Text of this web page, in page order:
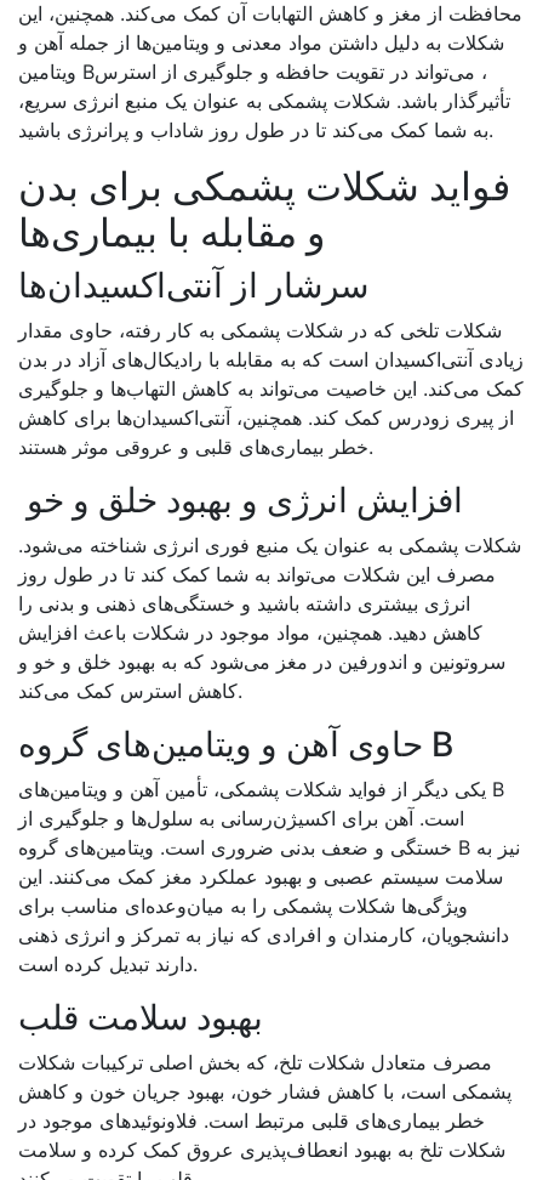
محافظت از مغز و کاهش التهابات آن کمک می‌کند. همچنین، این
شکلات به دلیل داشتن مواد معدنی و ویتامین‌ها از جمله آهن و
ویتامین B، می‌تواند در تقویت حافظه و جلوگیری از استرس
تأثیرگذار باشد. شکلات پشمکی به عنوان یک منبع انرژی سریع،
به شما کمک می‌کند تا در طول روز شاداب و پرانرژی باشید.
فواید شکلات پشمکی برای بدن
و مقابله با بیماری‌ها
سرشار از آنتی‌اکسیدان‌ها
شکلات تلخی که در شکلات پشمکی به کار رفته، حاوی مقدار
زیادی آنتی‌اکسیدان است که به مقابله با رادیکال‌های آزاد در بدن
کمک می‌کند. این خاصیت می‌تواند به کاهش التهاب‌ها و جلوگیری
از پیری زودرس کمک کند. همچنین، آنتی‌اکسیدان‌ها برای کاهش
خطر بیماری‌های قلبی و عروقی موثر هستند.
افزایش انرژی و بهبود خلق و خو
شکلات پشمکی به عنوان یک منبع فوری انرژی شناخته می‌شود.
مصرف این شکلات می‌تواند به شما کمک کند تا در طول روز
انرژی بیشتری داشته باشید و خستگی‌های ذهنی و بدنی را
کاهش دهید. همچنین، مواد موجود در شکلات باعث افزایش
سروتونین و اندورفین در مغز می‌شود که به بهبود خلق و خو و
کاهش استرس کمک می‌کند.
حاوی آهن و ویتامین‌های گروه B
یکی دیگر از فواید شکلات پشمکی، تأمین آهن و ویتامین‌های B
است. آهن برای اکسیژن‌رسانی به سلول‌ها و جلوگیری از
خستگی و ضعف بدنی ضروری است. ویتامین‌های گروه B نیز به
سلامت سیستم عصبی و بهبود عملکرد مغز کمک می‌کنند. این
ویژگی‌ها شکلات پشمکی را به میان‌وعده‌ای مناسب برای
دانشجویان، کارمندان و افرادی که نیاز به تمرکز و انرژی ذهنی
دارند تبدیل کرده است.
بهبود سلامت قلب
مصرف متعادل شکلات تلخ، که بخش اصلی ترکیبات شکلات
پشمکی است، با کاهش فشار خون، بهبود جریان خون و کاهش
خطر بیماری‌های قلبی مرتبط است. فلاونوئیدهای موجود در
شکلات تلخ به بهبود انعطاف‌پذیری عروق کمک کرده و سلامت